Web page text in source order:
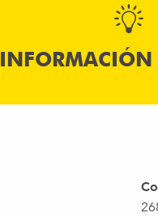
INFORMACIÓN